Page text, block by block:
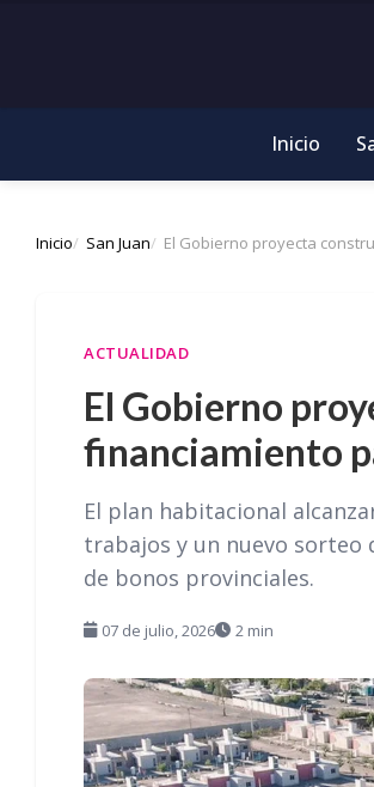
Inicio
Inicio San Juan El Gobierno proyecta
ACTUALIDAD
El Gobierno
financiamiento
El plan habitacional
trabajos y un nuevo sorteo
de bonos provinciales.
07 de julio, 2026 2 min